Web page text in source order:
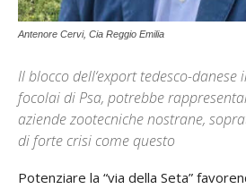
Antenore Cervi, Cia Reggio Emilia
Il blocco dell‘export tedesco-
focolai di Psa, potrebbe
aziende zootecniche nostrane,
di forte crisi come questo
Potenziare la “via della Seta”